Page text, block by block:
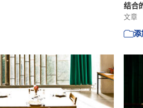
结合
文章
添